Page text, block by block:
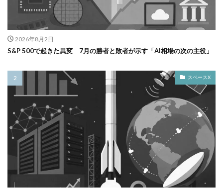
2026年8月2日
S&P 500で起きた異変 7月の勝者と敗者が示す「AI相場の次の主役」
スペースX